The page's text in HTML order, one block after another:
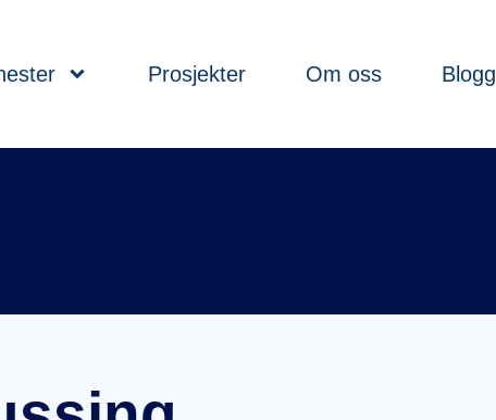
Prosjekter Om oss Blogg